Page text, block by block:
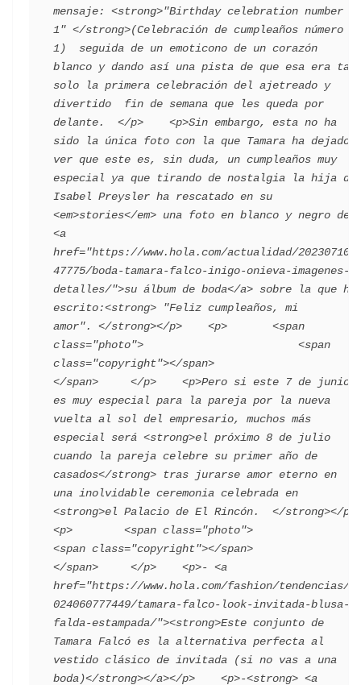
mensaje: <strong>"Birthday celebration number
1" </strong>(Celebración de cumpleaños número
1)  seguida de un emoticono de un corazón
blanco y dando así una pista de que esa era tan
solo la primera celebración del ajetreado y
divertido  fin de semana que les queda por
delante.  </p>    <p>Sin embargo, esta no ha
sido la única foto con la que Tamara ha dejado
ver que este es, sin duda, un cumpleaños muy
especial ya que tirando de nostalgia la hija de
Isabel Preysler ha rescatado en su
<em>stories</em> una foto en blanco y negro de
<a
href="https://www.hola.com/actualidad/202307103
47775/boda-tamara-falco-inigo-onieva-imagenes-
detalles/">su álbum de boda</a> sobre la que ha
escrito:<strong> "Feliz cumpleaños, mi
amor". </strong></p>    <p>       <span
class="photo">                        <span
class="copyright"></span>
</span>     </p>    <p>Pero si este 7 de junio
es muy especial para la pareja por la nueva
vuelta al sol del empresario, muchos más
especial será <strong>el próximo 8 de julio
cuando la pareja celebre su primer año de
casados</strong> tras jurarse amor eterno en
una inolvidable ceremonia celebrada en
<strong>el Palacio de El Rincón.  </strong></p>
<p>        <span class="photo">
<span class="copyright"></span>
</span>     </p>    <p>- <a
href="https://www.hola.com/fashion/tendencias/2
024060777449/tamara-falco-look-invitada-blusa-
falda-estampada/"><strong>Este conjunto de
Tamara Falcó es la alternativa perfecta al
vestido clásico de invitada (si no vas a una
boda)</strong></a></p>    <p>-<strong> <a